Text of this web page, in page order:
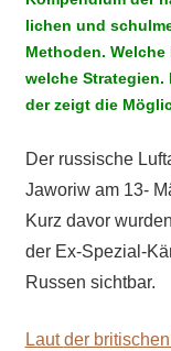
lichen und
Methoden. Welche
welche Strategien.
der zeigt die
Der russische
Jaworiw am 13-
Kurz davor
der Ex-Spezial-
Russen sichtbar.
Lautder britischen